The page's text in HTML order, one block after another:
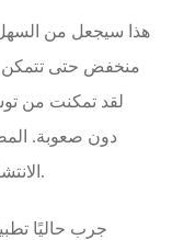
هذا سيجعل من
منخفض حتى تتمكن
لقد تمكنت من
دون صعوبة.
الانتشار ويمكنك إضافته بشكل عام إلى أي خزان.
جرب حاليًا